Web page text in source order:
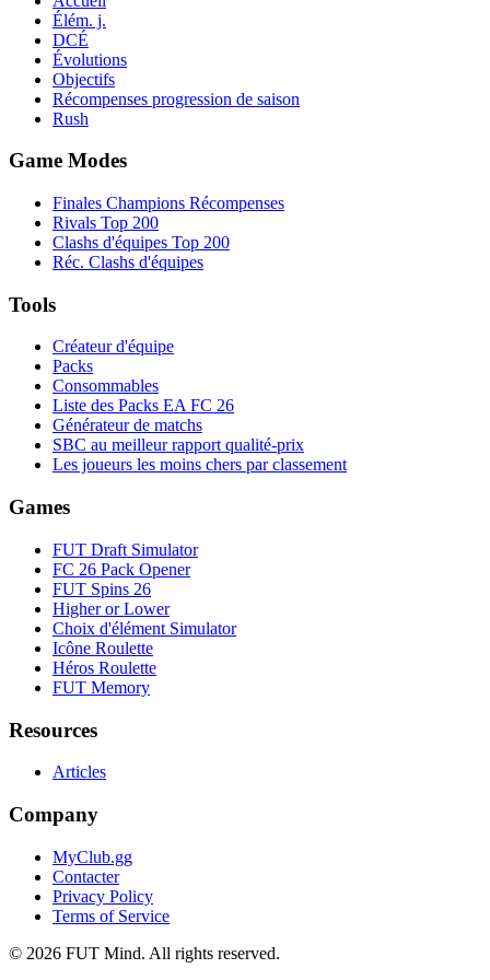
Élém. j.
DCÉ
Évolutions
Objectifs
Récompenses progression de saison
Rush
Game Modes
Finales Champions Récompenses
Rivals Top 200
Clashs d'équipes Top 200
Réc. Clashs d'équipes
Tools
Créateur d'équipe
Packs
Consommables
Liste des Packs EA FC 26
Générateur de matchs
SBC au meilleur rapport qualité-prix
Les joueurs les moins chers par classement
Games
FUT Draft Simulator
FC 26 Pack Opener
FUT Spins 26
Higher or Lower
Choix d'élément Simulator
Icône Roulette
Héros Roulette
FUT Memory
Resources
Articles
Company
MyClub.gg
Contacter
Privacy Policy
Terms of Service
© 2026 FUT Mind. All rights reserved.